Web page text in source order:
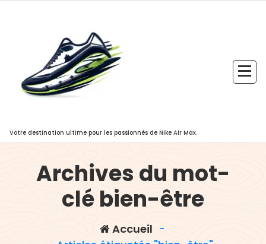
Votre destination ultime pour les passionnés de Nike Air Max.
Archives du mot-
clé bien-être
Accueil -